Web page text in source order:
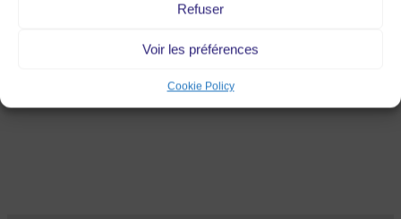
Refuser
Voir les préférences
Cookie Policy